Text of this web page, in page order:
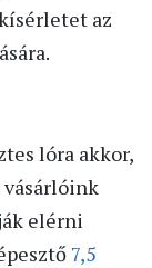
az
lóra akkor,
elérni
7,5